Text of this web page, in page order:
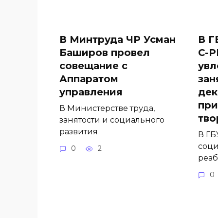
В Минтруда ЧР Усман
Баширов провел
совещание с
Аппаратом
управления
В Министерстве труда,
занятости и социального
развития
0 2
В
С-
В
0